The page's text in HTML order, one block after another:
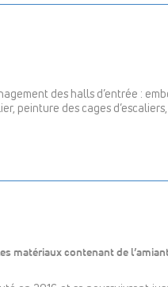
des halls d’entrée :
peinture des cages
matériaux contenant de